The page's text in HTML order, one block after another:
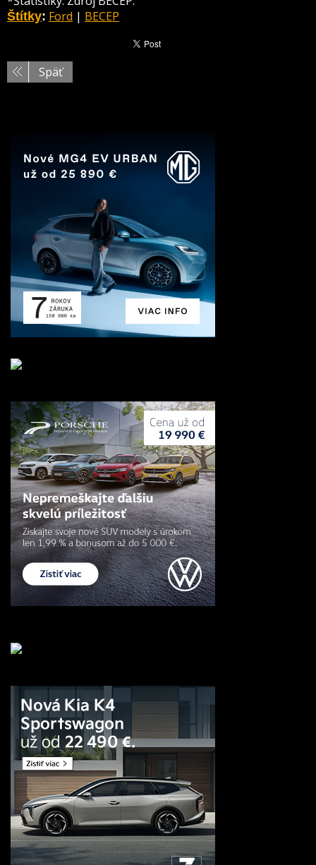
Štítky: Ford | BECEP
Späť